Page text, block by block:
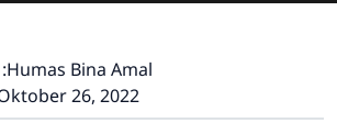
Humas Bina Amal
26, 2022